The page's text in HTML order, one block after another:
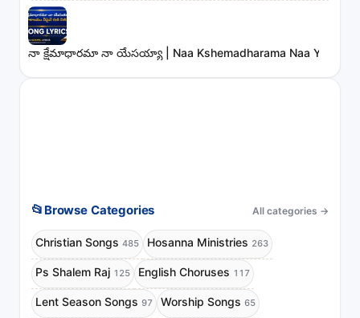
నా క్షేమాధారమా నా యేసయ్యా | Naa Kshemadharama Naa Yesayya
📂 Browse Categories All categories →
Christian Songs 485 Hosanna Ministries 263
Ps Shalem Raj 125 English Choruses 117
Lent Season Songs 97 Worship Songs 65